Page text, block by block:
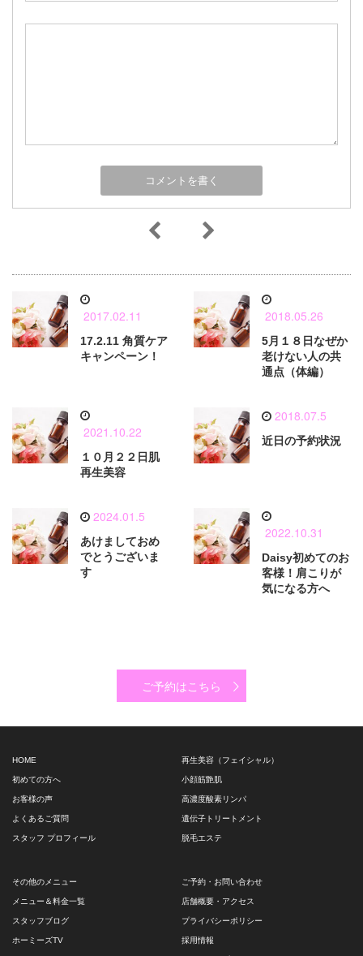
2017.02.11
17.2.11 角質ケア
キャンペーン！
2018.05.26
5月１８日なぜか
老けない人の共
通点（体編）
2021.10.22
１０月２２日肌
再生美容
2018.07.5
近日の予約状況
2024.01.5
あけましておめ
でとうございま
す
2022.10.31
Daisy初めてのお
客様！肩こりが
気になる方へ
ご予約はこちら
HOME
初めての方へ
お客様の声
よくあるご質問
スタッフ プロフィール
再生美容（フェイシャル）
小顔筋艶肌
高濃度酸素リンパ
遺伝子トリートメント
脱毛エステ
その他のメニュー
メニュー＆料金一覧
スタッフブログ
ホーミーズTV
ご予約・お問い合わせ
店舗概要・アクセス
プライバシーポリシー
採用情報